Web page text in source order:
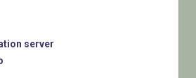
server